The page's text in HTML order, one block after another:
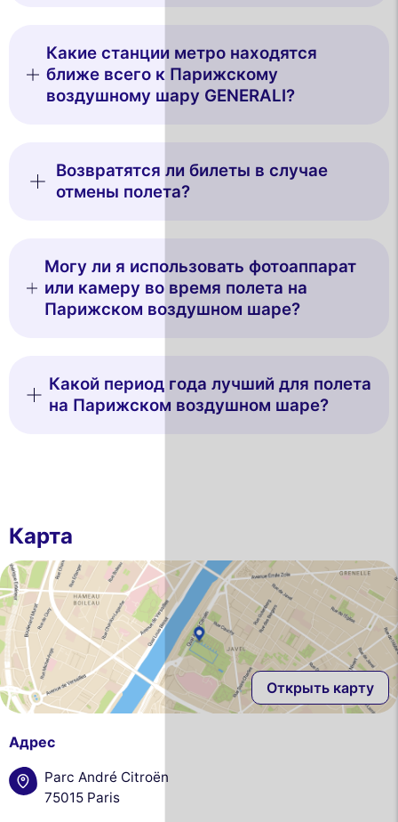
Какие станции метро находятся
ближе всего к Парижскому
воздушному шару GENERALI?
Возвратятся ли билеты в случае
отмены полета?
Могу ли я использовать фотоаппарат
или камеру во время полета на
Парижском воздушном шаре?
Какой период года лучший для полета
на Парижском воздушном шаре?
Карта
Открыть карту
Адрес
Parc André Citroën
75015 Paris